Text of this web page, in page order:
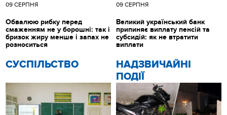
CУСПІЛЬСТВО
НАДЗВИЧАЙНІ
ПОДІЇ
09 СЕРПНЯ
Обвалюю рибку перед
смаженням не у борошні: так і
бризок жиру менше і запах не
розноситься
09 СЕРПНЯ
Великий український банк
припиняє виплату пенсій та
субсидій: як не втратити
виплати